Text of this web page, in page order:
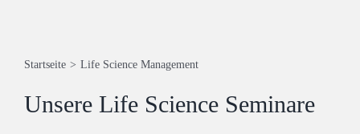
Startseite > Life Science Management
Unsere Life Science Seminare